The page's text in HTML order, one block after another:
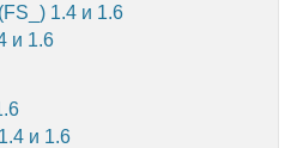
1.4 и 1.6
и 1.6
и 1.6